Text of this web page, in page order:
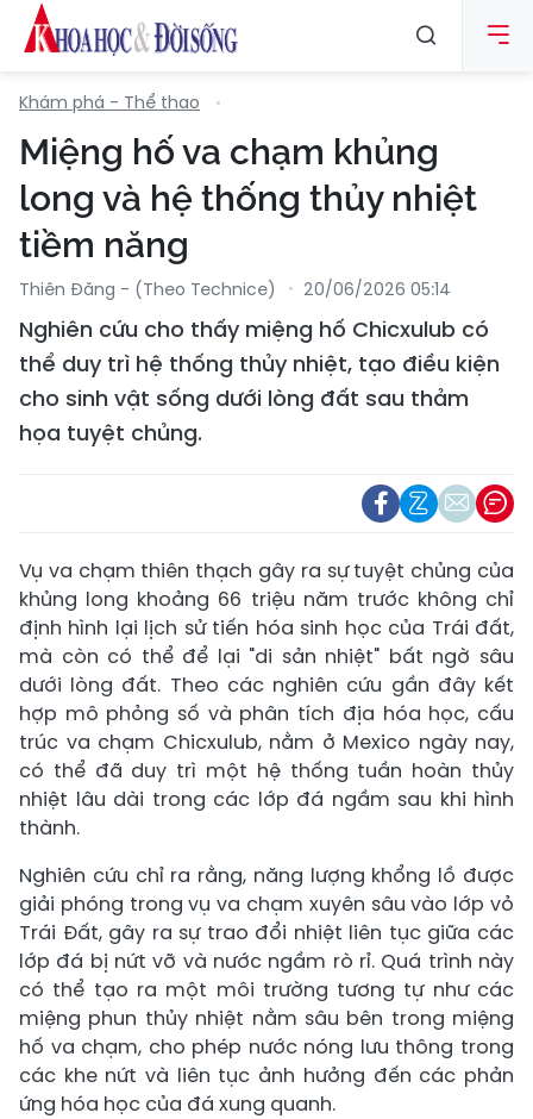
Khám phá - Thể thao
Miệng hố va chạm khủng
long và hệ thống thủy nhiệt
tiềm năng
Thiên Đăng - (Theo Technice) 20/06/2026 05:14
Nghiên cứu cho thấy miệng hố Chicxulub có
thể duy trì hệ thống thủy nhiệt, tạo điều kiện
cho sinh vật sống dưới lòng đất sau thảm
họa tuyệt chủng.
Vụ va chạm thiên thạch gây ra sự tuyệt chủng của
khủng long khoảng 66 triệu năm trước không chỉ
định hình lại lịch sử tiến hóa sinh học của Trái đất,
mà còn có thể để lại "di sản nhiệt" bất ngờ sâu
dưới lòng đất. Theo các nghiên cứu gần đây kết
hợp mô phỏng số và phân tích địa hóa học, cấu
trúc va chạm Chicxulub, nằm ở Mexico ngày nay,
có thể đã duy trì một hệ thống tuần hoàn thủy
nhiệt lâu dài trong các lớp đá ngầm sau khi hình
thành.
Nghiên cứu chỉ ra rằng, năng lượng khổng lồ được
giải phóng trong vụ va chạm xuyên sâu vào lớp vỏ
Trái Đất, gây ra sự trao đổi nhiệt liên tục giữa các
lớp đá bị nứt vỡ và nước ngầm rò rỉ. Quá trình này
có thể tạo ra một môi trường tương tự như các
miệng phun thủy nhiệt nằm sâu bên trong miệng
hố va chạm, cho phép nước nóng lưu thông trong
các khe nứt và liên tục ảnh hưởng đến các phản
ứng hóa học của đá xung quanh.